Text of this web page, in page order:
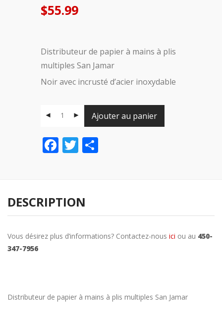
$55.99
Distributeur de papier à mains à plis
multiples San Jamar
Noir avec incrusté d’acier inoxydable
Ajouter au panier
Facebook
Twitter
Share
DESCRIPTION
Vous désirez plus d’informations? Contactez-nous ici ou au 450-
347-7956
Distributeur de papier à mains à plis multiples San Jamar